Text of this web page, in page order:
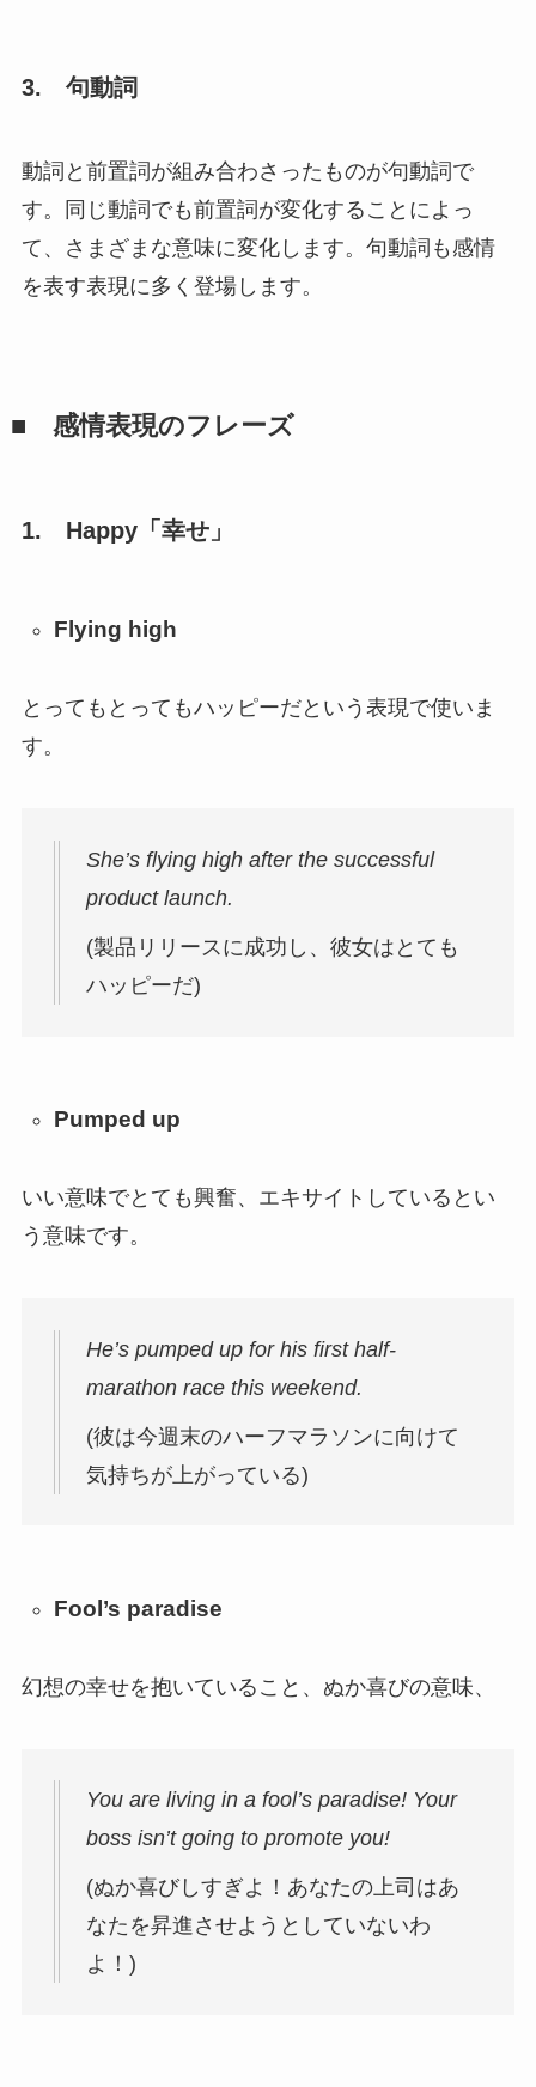
3. 句動詞
動詞と前置詞が組み合わさったものが句動詞で
す。同じ動詞でも前置詞が変化することによっ
て、さまざまな意味に変化します。句動詞も感情
を表す表現に多く登場します。
■ 感情表現のフレーズ
1. Happy「幸せ」
Flying high
とってもとってもハッピーだという表現で使いま
す。
She’s flying high after the successful
product launch.
(製品リリースに成功し、彼女はとても
ハッピーだ)
Pumped up
いい意味でとても興奮、エキサイトしているとい
う意味です。
He’s pumped up for his first half-
marathon race this weekend.
(彼は今週末のハーフマラソンに向けて
気持ちが上がっている)
Fool’s paradise
幻想の幸せを抱いていること、ぬか喜びの意味、
You are living in a fool’s paradise! Your
boss isn’t going to promote you!
(ぬか喜びしすぎよ！あなたの上司はあ
なたを昇進させようとしていないわ
よ！)